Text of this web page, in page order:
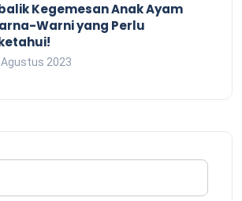
Kegemesan Anak Ayam
Warni yang Perlu
2023